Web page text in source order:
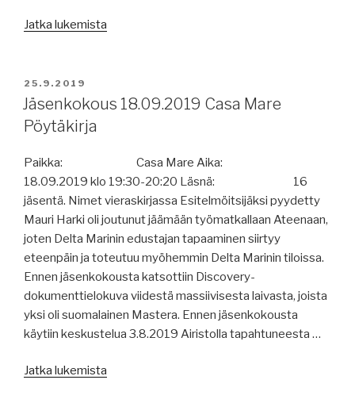
Jatka lukemista
Protokol”
JULKAISTU
25.9.2019
Jäsenkokous 18.09.2019 Casa Mare
Pöytäkirja
Paikka: Casa Mare Aika:
18.09.2019 klo 19:30-20:20 Läsnä: 16
jäsentä. Nimet vieraskirjassa Esitelmöitsijäksi pyydetty
Mauri Harki oli joutunut jäämään työmatkallaan Ateenaan,
joten Delta Marinin edustajan tapaaminen siirtyy
eteenpäin ja toteutuu myöhemmin Delta Marinin tiloissa.
Ennen jäsenkokousta katsottiin Discovery-
dokumenttielokuva viidestä massiivisesta laivasta, joista
yksi oli suomalainen Mastera. Ennen jäsenkokousta
käytiin keskustelua 3.8.2019 Airistolla tapahtuneesta …
Jatka lukemista